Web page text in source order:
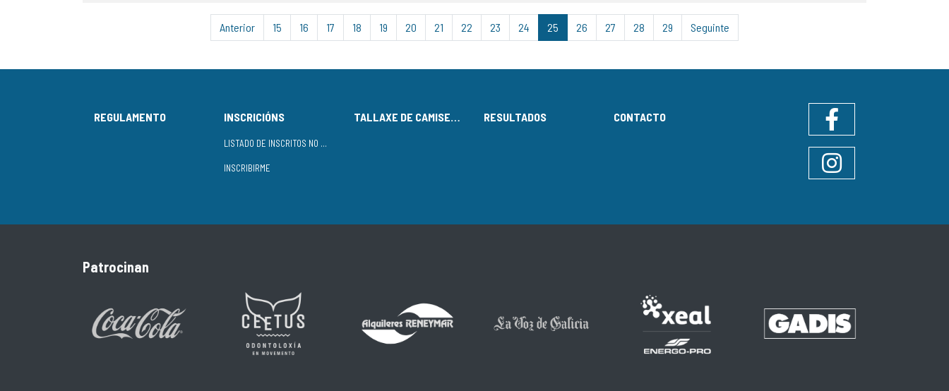
Anterior 15 16 17 18 19 20 21 22 23 24 25 26 27 28 29 Seguinte
REGULAMENTO INSCRICIÓNS
LISTADO DE INSCRITOS NO CIRCUÍTO
INSCRIBIRME
TALLAXE DE CAMISETAS RESULTADOS CONTACTO
Instagram
Patrocinan